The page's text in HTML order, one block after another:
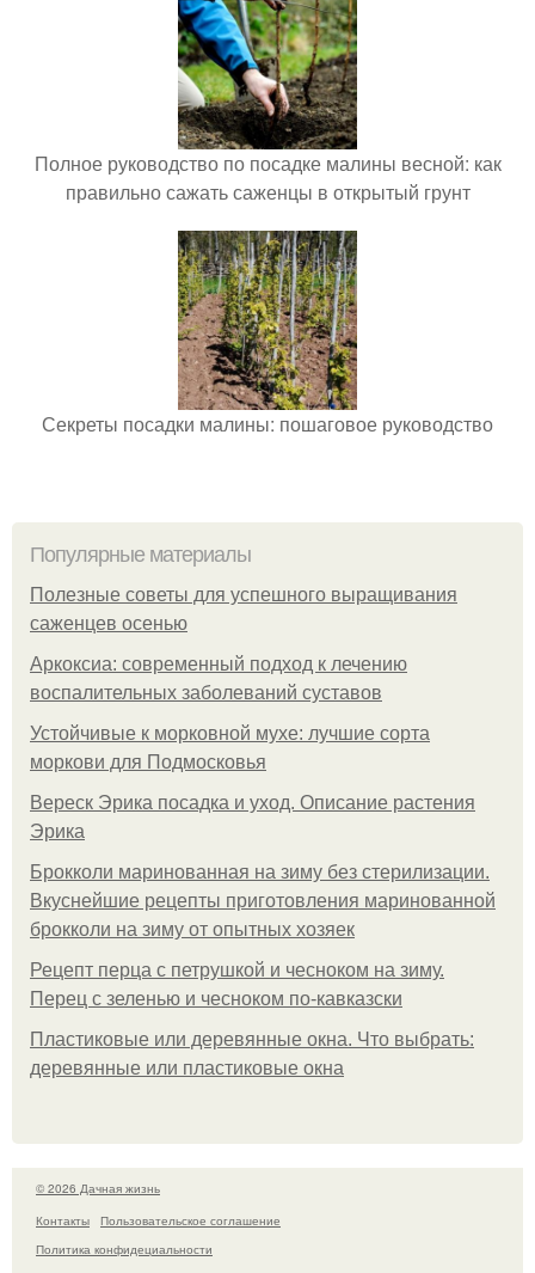
Полное руководство по посадке малины весной: как
правильно сажать саженцы в открытый грунт
Секреты посадки малины: пошаговое руководство
Популярные материалы
Полезные советы для успешного выращивания
саженцев осенью
Аркоксиа: современный подход к лечению
воспалительных заболеваний суставов
Устойчивые к морковной мухе: лучшие сорта
моркови для Подмосковья
Вереск Эрика посадка и уход. Описание растения
Эрика
Брокколи маринованная на зиму без стерилизации.
Вкуснейшие рецепты приготовления маринованной
брокколи на зиму от опытных хозяек
Рецепт перца с петрушкой и чесноком на зиму.
Перец с зеленью и чесноком по-кавказски
Пластиковые или деревянные окна. Что выбрать:
деревянные или пластиковые окна
© 2026 Дачная жизнь
Контакты
Пользовательское соглашение
Политика конфидециальности